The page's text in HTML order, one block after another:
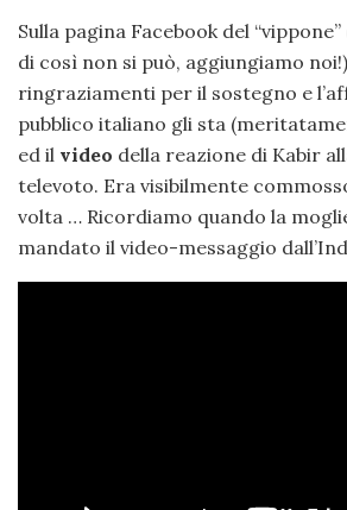
Sulla pagina Facebook del “vippone”
di così non si può, aggiungiamo
ringraziamenti per il sostegno e
pubblico italiano gli sta
ed il video della reazione di Kabir
televoto. Era visibilmente
volta … Ricordiamo quando la
mandato il video-messaggio